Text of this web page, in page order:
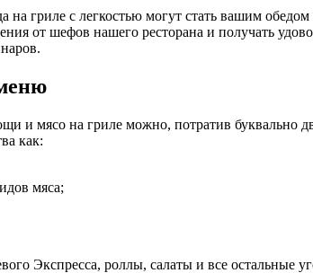
гриле с легкостью могут стать вашим
от шефов нашего ресторана и получать
и мясо на гриле можно, потратив
как:
мяса;
Экспресса, роллы, салаты и все остальные